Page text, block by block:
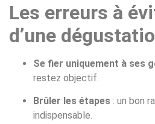
Les erreurs à
d’une
Se fier uniquement à ses
restez objectif.
Brûler les étapes : un bon
indispensable.